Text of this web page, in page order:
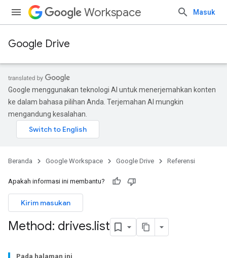
Workspace Masuk
Google Drive
Google menggunakan teknologi AI untuk menerjemahkan konten
ke dalam bahasa pilihan Anda. Terjemahan AI mungkin
mengandung kesalahan.
Beranda Google Workspace Google Drive Referensi
Apakah informasi ini membantu?
Kirim masukan
Method: drives.list
Pada halaman ini